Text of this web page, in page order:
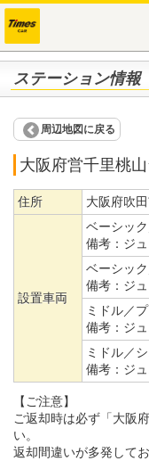
ステーション情報
周辺地図に戻る
大阪府営千里桃
住所 大阪府吹
設置車両
ベーシッ
備考： ジ
ベーシッ
備考： ジ
ミドル／
備考： ジ
ミドル／
備考： ジ
【ご注意】
ご返却時は必ず「大阪
い。
返却間違いが多発して